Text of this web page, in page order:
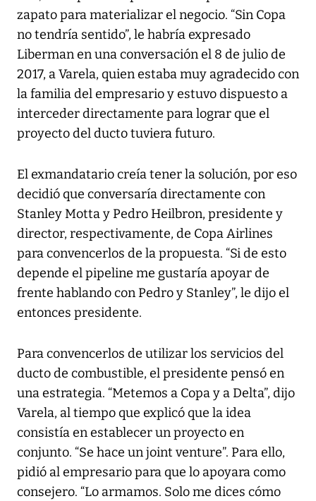
zapato para materializar el negocio. “Sin Copa
no tendría sentido”, le habría expresado
Liberman en una conversación el 8 de julio de
2017, a Varela, quien estaba muy agradecido con
la familia del empresario y estuvo dispuesto a
interceder directamente para lograr que el
proyecto del ducto tuviera futuro.
El exmandatario creía tener la solución, por eso
decidió que conversaría directamente con
Stanley Motta y Pedro Heilbron, presidente y
director, respectivamente, de Copa Airlines
para convencerlos de la propuesta. “Si de esto
depende el pipeline me gustaría apoyar de
frente hablando con Pedro y Stanley”, le dijo el
entonces presidente.
Para convencerlos de utilizar los servicios del
ducto de combustible, el presidente pensó en
una estrategia. “Metemos a Copa y a Delta”, dijo
Varela, al tiempo que explicó que la idea
consistía en establecer un proyecto en
conjunto. “Se hace un joint venture”. Para ello,
pidió al empresario para que lo apoyara como
consejero. “Lo armamos. Solo me dices cómo